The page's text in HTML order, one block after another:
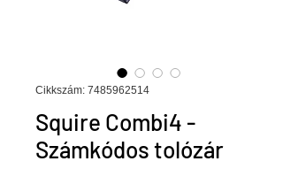
Cikkszám: 7485962514
Squire Combi4 -
Számkódos tolózár